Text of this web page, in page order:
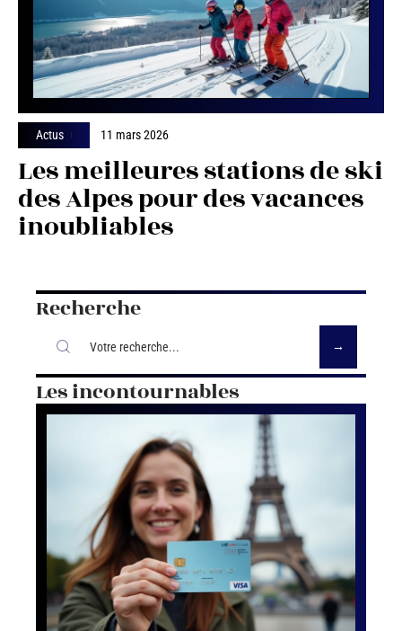
Actus 11 mars 2026
Les meilleures stations de ski
des Alpes pour des vacances
inoubliables
Recherche
Les incontournables